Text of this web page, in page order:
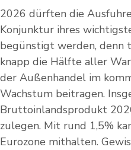
2026 dürften die
Konjunktur ihres
begünstigt werden, denn
knapp die Hälfte aller
der Außenhandel im
Wachstum beitragen.
Bruttoinlandsprodukt
zulegen. Mit rund 1,5%
Eurozone mithalten.